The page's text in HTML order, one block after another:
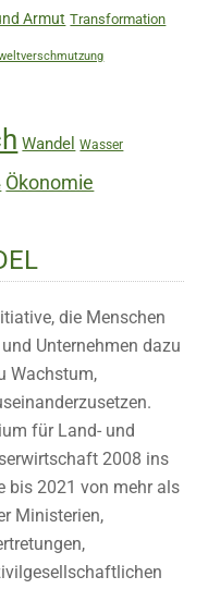
Armut Transformation
Wandel Wasser
Ökonomie
die Menschen
Unternehmen dazu
Wachstum,
für Land- und
2008 ins
bis 2021 von mehr als
Ministerien,